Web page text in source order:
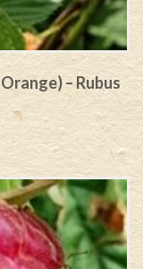
– Rubus